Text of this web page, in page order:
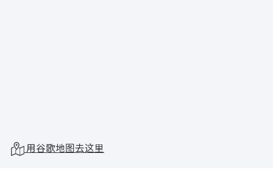
用谷歌地图去这里